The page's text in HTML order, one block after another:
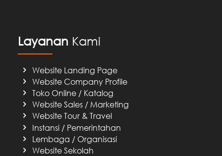
Layanan Kami
Website Landing Page
Website Company Profile
Toko Online / Katalog
Website Sales / Marketing
Website Tour & Travel
Instansi / Pemerintahan
Lembaga / Organisasi
Website Sekolah